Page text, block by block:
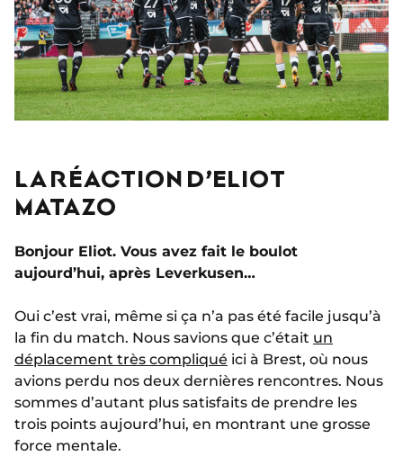
LA RÉACTION D’ELIOT
MATAZO
Bonjour Eliot. Vous avez fait le boulot
aujourd’hui, après Leverkusen…
Oui c’est vrai, même si ça n’a pas été facile jusqu’à
la fin du match. Nous savions que c’était un
déplacement très compliqué ici à Brest, où nous
avions perdu nos deux dernières rencontres. Nous
sommes d’autant plus satisfaits de prendre les
trois points aujourd’hui, en montrant une grosse
force mentale.